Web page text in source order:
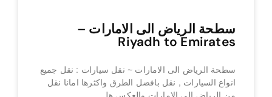
سطحة الرياض الى الامارات –
Riyadh to Emirates
سطحة الرياض الى الامارات ~ نقل سيارات : نقل جميع
انواع السيارات , نقل بافضل الطرق واكثرها امانا نقل
من الرياض الى الامارات والعكس هل